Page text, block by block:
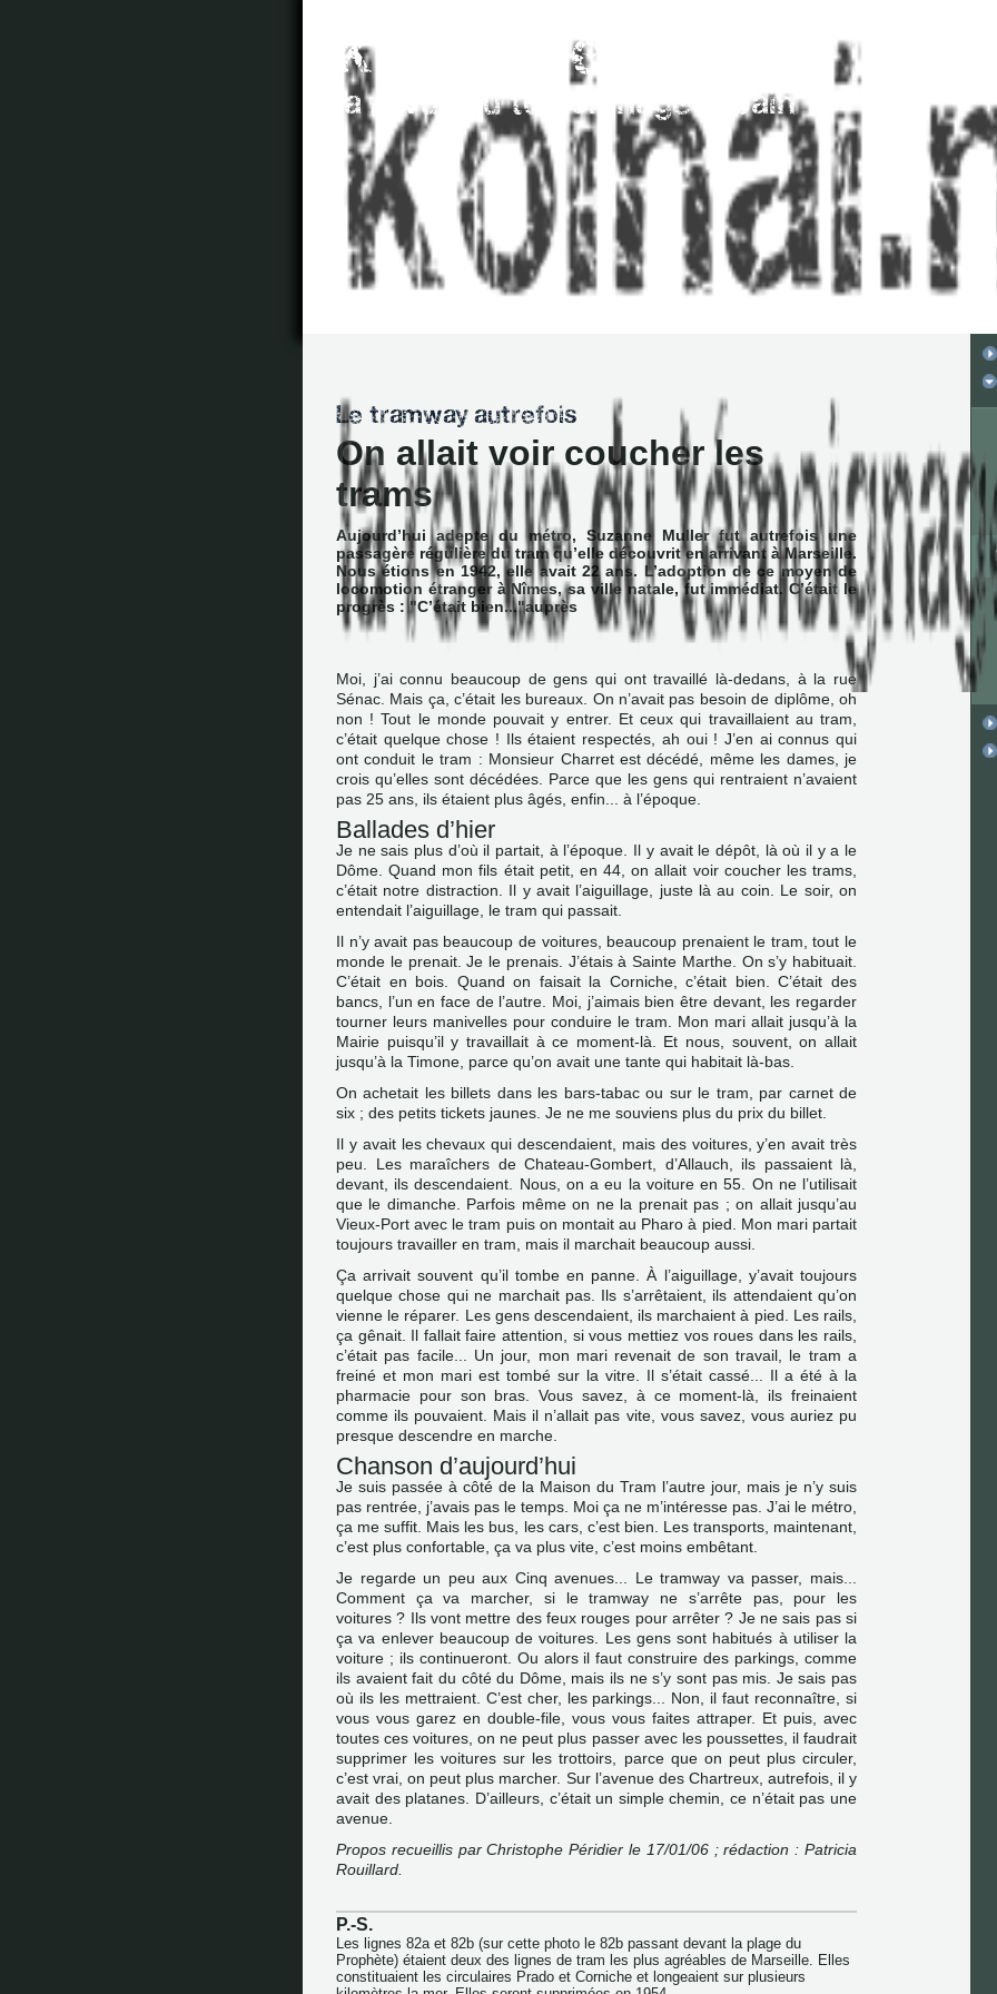
On allait voir coucher les
trams
Aujourd’hui adepte du métro, Suzanne Muller fut autrefois une
passagère régulière du tram qu’elle découvrit en arrivant à Marseille.
Nous étions en 1942, elle avait 22 ans. L’adoption de ce moyen de
locomotion étranger à Nîmes, sa ville natale, fut immédiat. C’était le
progrès : "C’était bien..."auprès
Moi, j’ai connu beaucoup de gens qui ont travaillé là-dedans, à la rue
Sénac. Mais ça, c’était les bureaux. On n’avait pas besoin de diplôme, oh
non ! Tout le monde pouvait y entrer. Et ceux qui travaillaient au tram,
c’était quelque chose ! Ils étaient respectés, ah oui ! J’en ai connus qui
ont conduit le tram : Monsieur Charret est décédé, même les dames, je
crois qu’elles sont décédées. Parce que les gens qui rentraient n’avaient
pas 25 ans, ils étaient plus âgés, enfin... à l’époque.
Ballades d’hier
Je ne sais plus d’où il partait, à l’époque. Il y avait le dépôt, là où il y a le
Dôme. Quand mon fils était petit, en 44, on allait voir coucher les trams,
c’était notre distraction. Il y avait l’aiguillage, juste là au coin. Le soir, on
entendait l’aiguillage, le tram qui passait.
Il n’y avait pas beaucoup de voitures, beaucoup prenaient le tram, tout le
monde le prenait. Je le prenais. J’étais à Sainte Marthe. On s’y habituait.
C’était en bois. Quand on faisait la Corniche, c’était bien. C’était des
bancs, l’un en face de l’autre. Moi, j’aimais bien être devant, les regarder
tourner leurs manivelles pour conduire le tram. Mon mari allait jusqu’à la
Mairie puisqu’il y travaillait à ce moment-là. Et nous, souvent, on allait
jusqu’à la Timone, parce qu’on avait une tante qui habitait là-bas.
On achetait les billets dans les bars-tabac ou sur le tram, par carnet de
six ; des petits tickets jaunes. Je ne me souviens plus du prix du billet.
Il y avait les chevaux qui descendaient, mais des voitures, y’en avait très
peu. Les maraîchers de Chateau-Gombert, d’Allauch, ils passaient là,
devant, ils descendaient. Nous, on a eu la voiture en 55. On ne l’utilisait
que le dimanche. Parfois même on ne la prenait pas ; on allait jusqu’au
Vieux-Port avec le tram puis on montait au Pharo à pied. Mon mari partait
toujours travailler en tram, mais il marchait beaucoup aussi.
Ça arrivait souvent qu’il tombe en panne. À l’aiguillage, y’avait toujours
quelque chose qui ne marchait pas. Ils s’arrêtaient, ils attendaient qu’on
vienne le réparer. Les gens descendaient, ils marchaient à pied. Les rails,
ça gênait. Il fallait faire attention, si vous mettiez vos roues dans les rails,
c’était pas facile... Un jour, mon mari revenait de son travail, le tram a
freiné et mon mari est tombé sur la vitre. Il s’était cassé... Il a été à la
pharmacie pour son bras. Vous savez, à ce moment-là, ils freinaient
comme ils pouvaient. Mais il n’allait pas vite, vous savez, vous auriez pu
presque descendre en marche.
Chanson d’aujourd’hui
Je suis passée à côté de la Maison du Tram l’autre jour, mais je n’y suis
pas rentrée, j’avais pas le temps. Moi ça ne m’intéresse pas. J’ai le métro,
ça me suffit. Mais les bus, les cars, c’est bien. Les transports, maintenant,
c’est plus confortable, ça va plus vite, c’est moins embêtant.
Je regarde un peu aux Cinq avenues... Le tramway va passer, mais...
Comment ça va marcher, si le tramway ne s’arrête pas, pour les
voitures ? Ils vont mettre des feux rouges pour arrêter ? Je ne sais pas si
ça va enlever beaucoup de voitures. Les gens sont habitués à utiliser la
voiture ; ils continueront. Ou alors il faut construire des parkings, comme
ils avaient fait du côté du Dôme, mais ils ne s’y sont pas mis. Je sais pas
où ils les mettraient. C’est cher, les parkings... Non, il faut reconnaître, si
vous vous garez en double-file, vous vous faites attraper. Et puis, avec
toutes ces voitures, on ne peut plus passer avec les poussettes, il faudrait
supprimer les voitures sur les trottoirs, parce que on peut plus circuler,
c’est vrai, on peut plus marcher. Sur l’avenue des Chartreux, autrefois, il y
avait des platanes. D’ailleurs, c’était un simple chemin, ce n’était pas une
avenue.
Propos recueillis par Christophe Péridier le 17/01/06 ; rédaction : Patricia
Rouillard.
P.-S.
Les lignes 82a et 82b (sur cette photo le 82b passant devant la plage du
Prophète) étaient deux des lignes de tram les plus agréables de Marseille. Elles
constituaient les circulaires Prado et Corniche et longeaient sur plusieurs